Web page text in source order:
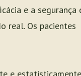
e a segurança
real. Os pacientes